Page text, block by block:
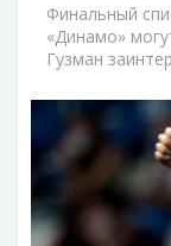
Финальный
«Динамо»
Гузман